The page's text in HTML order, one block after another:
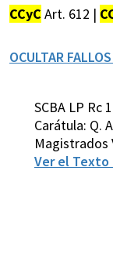
CCyC Art. 612 |
OCULTAR
SCBA LP Rc
Carátula: Q.
Magistrados
Ver el Texto